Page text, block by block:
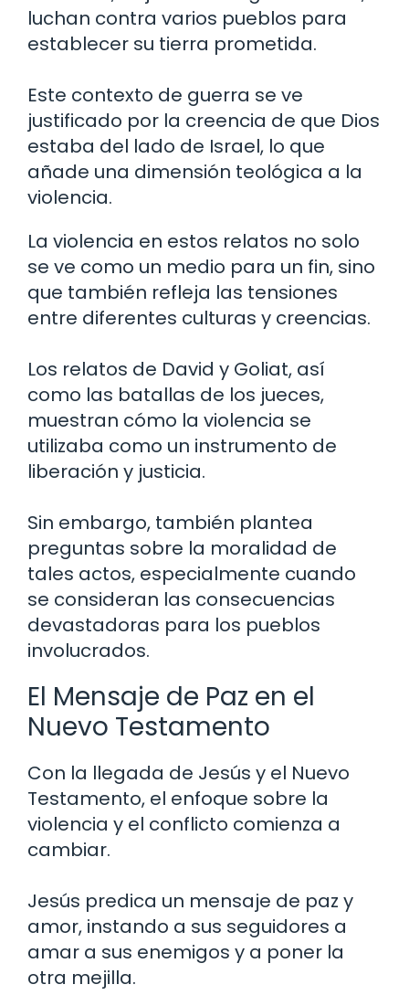
luchan contra varios pueblos para
establecer su tierra prometida.
Este contexto de guerra se ve
justificado por la creencia de que Dios
estaba del lado de Israel, lo que
añade una dimensión teológica a la
violencia.
La violencia en estos relatos no solo
se ve como un medio para un fin, sino
que también refleja las tensiones
entre diferentes culturas y creencias.
Los relatos de David y Goliat, así
como las batallas de los jueces,
muestran cómo la violencia se
utilizaba como un instrumento de
liberación y justicia.
Sin embargo, también plantea
preguntas sobre la moralidad de
tales actos, especialmente cuando
se consideran las consecuencias
devastadoras para los pueblos
involucrados.
El Mensaje de Paz en el
Nuevo Testamento
Con la llegada de Jesús y el Nuevo
Testamento, el enfoque sobre la
violencia y el conflicto comienza a
cambiar.
Jesús predica un mensaje de paz y
amor, instando a sus seguidores a
amar a sus enemigos y a poner la
otra mejilla.